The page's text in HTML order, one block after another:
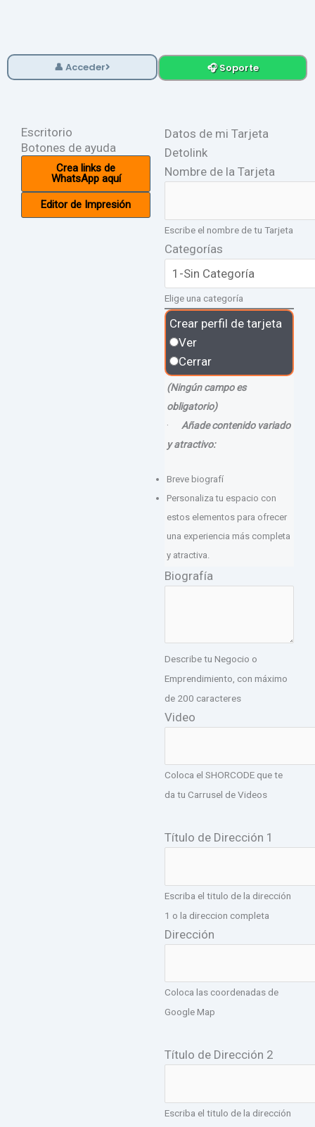
👤 Acceder 🎧 Soporte
Escritorio
Botones de ayuda
Crea links de
WhatsApp aquí
Editor de Impresión
Datos de mi Tarjeta
Detolink
Nombre de la Tarjeta
Escribe el nombre de tu Tarjeta
Categorías
Elige una categoría
Crear perfil de tarjeta
Ver
Cerrar
(Ningún campo es
obligatorio)
· Añade contenido variado
y atractivo:
Breve biografí
Personaliza tu espacio con
estos elementos para ofrecer
una experiencia más completa
y atractiva.
Biografía
Describe tu Negocio o
Emprendimiento, con máximo
de 200 caracteres
Video
Coloca el SHORCODE que te
da tu Carrusel de Videos
Título de Dirección 1
Escriba el titulo de la dirección
1 o la direccion completa
Dirección
Coloca las coordenadas de
Google Map
Título de Dirección 2
Escriba el titulo de la dirección